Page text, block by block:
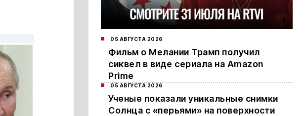
05 АВГУСТА 2026
Фильм о Мелании Трамп получил
сиквел в виде сериала на Amazon
Prime
05 АВГУСТА 2026
Ученые показали уникальные снимки
Солнца с «перьями» на поверхности